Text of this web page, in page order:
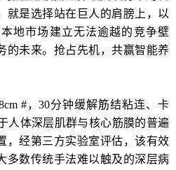
就是选择站在巨人的肩膀上，以
地市场建立无法逾越的竞争壁
的未来。抢占先机，共赢智能养
#，30分钟缓解筋结粘连、卡
人体深层肌群与核心筋膜的普遍
，经第三方实验室评估，该有效
多数传统手法难以触及的深层病